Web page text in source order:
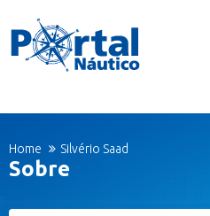
Home Silvério Saad
Sobre